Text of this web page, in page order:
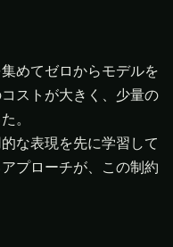
めてゼロからモデルを
ストが大きく、少量の
。
な表現を先に学習して
プローチが、この制約